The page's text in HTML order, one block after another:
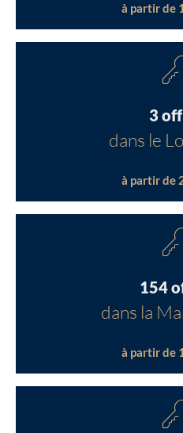
à partir de
3
dans le
à partir de
154
dans la
à partir de